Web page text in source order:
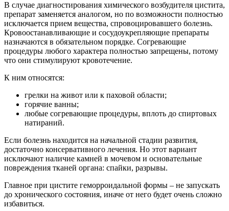
В случае диагностирования химического возбудителя цистита,
препарат заменяется аналогом, но по возможности полностью
исключается прием вещества, спровоцировавшего болезнь.
Кровоостанавливающие и сосудоукрепляющие препараты
назначаются в обязательном порядке. Согревающие
процедуры любого характера полностью запрещены, потому
что они стимулируют кровотечение.
К ним относятся:
грелки на живот или к паховой области;
горячие ванны;
любые согревающие процедуры, вплоть до спиртовых
натираний.
Если болезнь находится на начальной стадии развития,
достаточно консервативного лечения. Но этот вариант
исключают наличие камней в мочевом и основательные
повреждения тканей органа: спайки, разрывы.
Главное при цистите геморроидальной формы – не запускать
до хронического состояния, иначе от него будет очень сложно
избавиться.